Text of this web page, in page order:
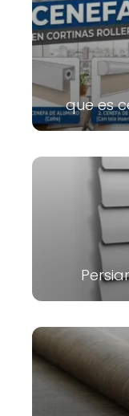
que es